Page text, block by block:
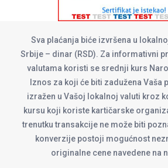
Sva plaćanja biće izvršena u
Srbije – dinar (RSD). Za informativni
valutama koristi se srednji kurs
Iznos za koji će biti zadužena Vaša
izražen u Vašoj lokalnoj valuti kroz
kursu koji koriste kartičarske
trenutku transakcije ne može biti
konverzije postoji mogućnost
originalne cene navedene na